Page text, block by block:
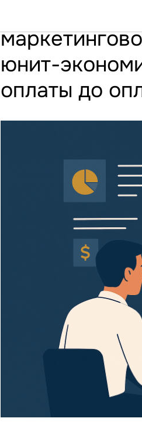
Как
юнит-
оплаты до